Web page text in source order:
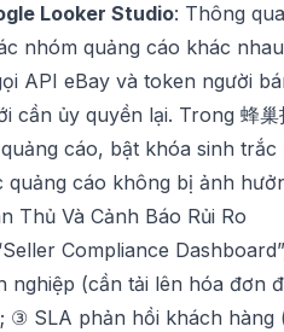
Looker Studio: Thông
nhóm quảng cáo khác
API eBay và token người
cần ủy quyền lại. Trong 蜂巢
cáo, bật khóa sinh
cáo không bị ảnh
Thủ Và Cảnh Báo Rủi Ro
Compliance
nghiệp (cần tải lên hóa đơn
③ SLA phản hồi khách